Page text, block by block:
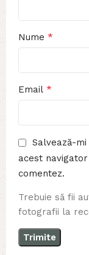
Nume *
Email *
Salvează-
acest
comentez.
Trebuie să fii
fotografii la